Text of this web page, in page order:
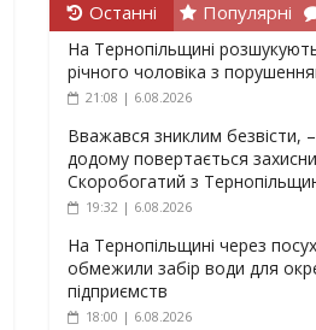
Останні Популярні
На Тернопільщині
річного чоловіка з
21:08 | 6.08.2026
Вважався зниклим безвісти,
додому повертається
Скоробогатий з
19:32 | 6.08.2026
На Тернопільщині через
обмежили забір води для
підприємств
18:00 | 6.08.2026